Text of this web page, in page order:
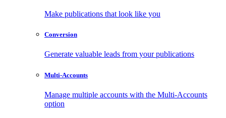
Make publications that look like you
Conversion
Generate valuable leads from your publications
Multi-Accounts
Manage multiple accounts with the Multi-Accounts
option